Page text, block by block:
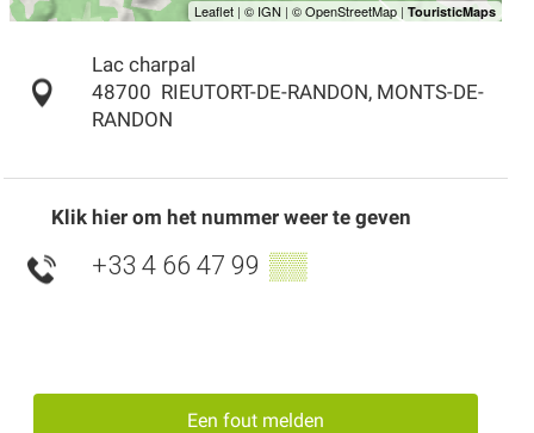
Lac charpal
48700 RIEUTORT-DE-RANDON, MONTS-DE-
RANDON
Klik hier om het nummer weer te geven
+33 4 66 47 99 ▒▒
Een fout melden